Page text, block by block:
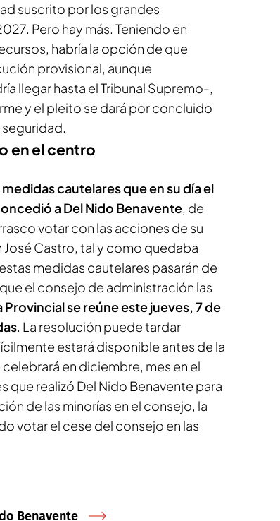
suscrito por los grandes
Pero hay más. Teniendo en
habría la opción de que
provisional, aunque
llegar hasta el Tribunal Supremo-,
y el pleito se dará por concluido
en el centro
cautelares que en su día el
a Del Nido Benavente, de
votar con las acciones de su
Castro, tal y como quedaba
medidas cautelares pasarán de
el consejo de administración las
Provincial se reúne este jueves, 7 de
. La resolución puede tardar
estará disponible antes de la
en diciembre, mes en el
que realizó Del Nido Benavente para
de las minorías en el consejo, la
votar el cese del consejo en las
Benavente